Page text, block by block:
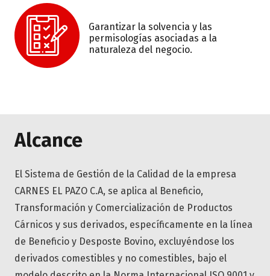
Garantizar la solvencia y las
permisologías asociadas a la
naturaleza del negocio.
Alcance
El Sistema de Gestión de la Calidad de la empresa
CARNES EL PAZO C.A, se aplica al Beneficio,
Transformación y Comercialización de Productos
Cárnicos y sus derivados, específicamente en la línea
de Beneficio y Desposte Bovino, excluyéndose los
derivados comestibles y no comestibles, bajo el